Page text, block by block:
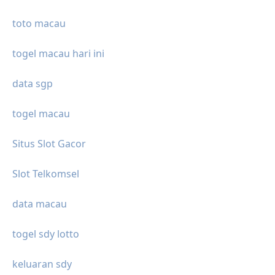
toto macau
togel macau hari ini
data sgp
togel macau
Situs Slot Gacor
Slot Telkomsel
data macau
togel sdy lotto
keluaran sdy